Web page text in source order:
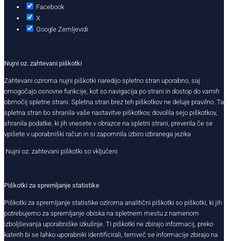
Facebook
X
Google Zemljevidi
Nujni oz. zahtevani piškotki
Zahtevani oziroma nujni piškotki naredijo spletno stran uporabno, saj
omogočajo osnovne funkcije, kot so navigacija po strani in dostop do varnih
območij spletne strani. Spletna stran brez teh piškotkov ne deluje pravilno. Ta
spletna stran bo shranila vaše nastavitve piškotkov, dovolila sejo piškotkov,
shranila podatke, ki jih vnesete v obrazce na spletni strani, preverila če se
vpišete v uporabniški račun in si zapomnila izbiro izbranega jezika
Nujni oz. zahtevani piškotki so vključeni
Piškotki za spremljanje statistike
Piškotki za spremljanje statistike oziroma analitični piškotki so piškotki, ki jih
potrebujemo za spremljanje obiska na spletnem mestu z namenom
izboljševanja uporabniške izkušnje. Ti piškotki ne zbirajo informacij, preko
katerih bi se lahko uporabniki identificirali, temveč se informacije zbirajo na